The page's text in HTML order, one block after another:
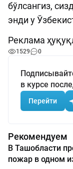
бўлсангиз,
энди у
Реклама
1529 0
в курсе
Перейти
Рекомендуем
В Ташобласти
пожар в одном